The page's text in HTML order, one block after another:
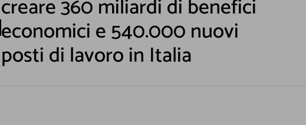
creare 360 miliardi di benefici
economici e 540.000 nuovi
posti di lavoro in Italia